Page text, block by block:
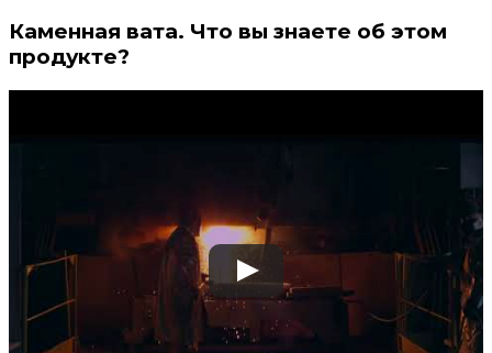
Каменная вата. Что вы знаете об этом
продукте?